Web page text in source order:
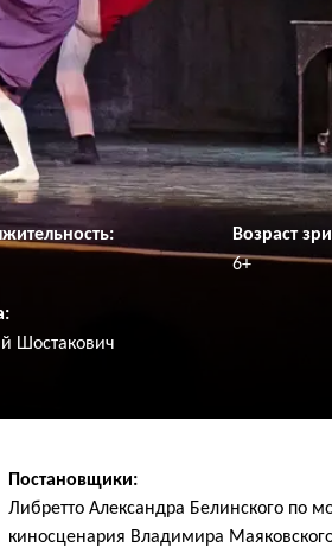
Возраст
6+
Шостакович
Постановщики:
Либретто Александра Белинского по
киносценария Владимира